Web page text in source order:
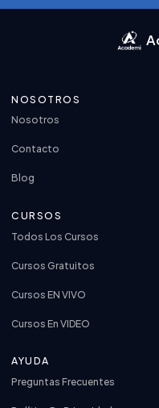
NOSOTROS
Nosotros
Contacto
Blog
CURSOS
Todos Los Cursos
Cursos Gratuitos
Cursos EN VIVO
Cursos En VIDEO
AYUDA
Preguntas Frecuentes